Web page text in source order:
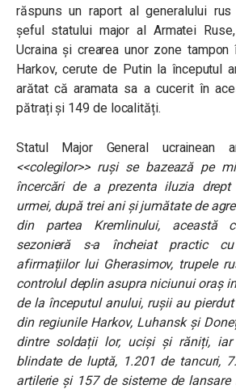
răspuns un raport al generalului rus
șeful statului major al Armatei
Ucraina și crearea unor zone
Harkov, cerute de Putin la începutul
arătat că aramata sa a cucerit în
pătrați și 149 de localități.
Statul Major General ucrainean
<<colegilor>> ruși se bazează pe
încercări de a prezenta iluzia
urmei, după trei ani și jumătate de
din partea Kremlinului, această
sezonieră s-a încheiat practic
afirmațiilor lui Gherasimov, trupele
controlul deplin asupra niciunui oraș
de la începutul anului, rușii au
din regiunile Harkov, Luhansk și
dintre soldații lor, uciși și răniți, iar
blindate de luptă, 1.201 de tancuri,
artilerie și 157 de sisteme de